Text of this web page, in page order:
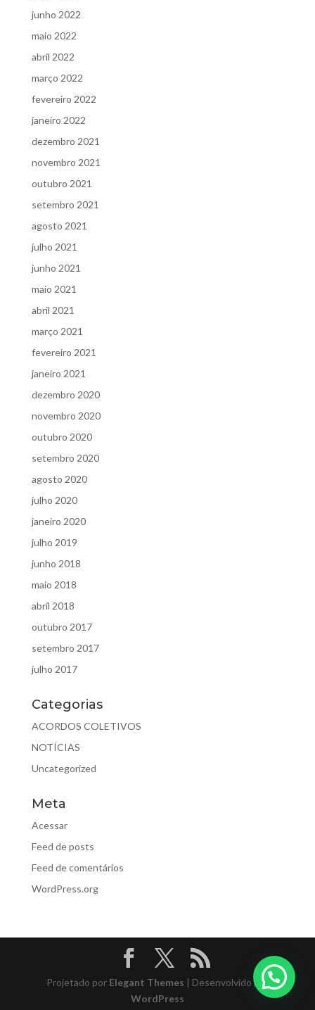
junho 2022
maio 2022
abril 2022
março 2022
fevereiro 2022
janeiro 2022
dezembro 2021
novembro 2021
outubro 2021
setembro 2021
agosto 2021
julho 2021
junho 2021
maio 2021
abril 2021
março 2021
fevereiro 2021
janeiro 2021
dezembro 2020
novembro 2020
outubro 2020
setembro 2020
agosto 2020
julho 2020
janeiro 2020
julho 2019
junho 2018
maio 2018
abril 2018
outubro 2017
setembro 2017
julho 2017
Categorias
ACORDOS COLETIVOS
NOTÍCIAS
Uncategorized
Meta
Acessar
Feed de posts
Feed de comentários
WordPress.org
Projetado por Elegant Themes | Desenvolvido por
WordPress